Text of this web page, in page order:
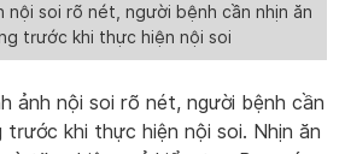
nội soi rõ nét, người bệnh cần nhịn ăn
trước khi thực hiện nội soi
ảnh nội soi rõ nét, người bệnh cần
khi thực hiện nội soi. Nhịn ăn